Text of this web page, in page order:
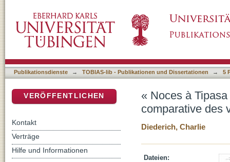
originales et allemandes
Publikationsdienste → TOBIAS-lib - Publikationen und Dissertationen → 5
« Noces à
comparative des
Diederich, Charlie
Dateien:
VERÖFFENTLICHEN
Kontakt
Verträge
Hilfe und Informationen